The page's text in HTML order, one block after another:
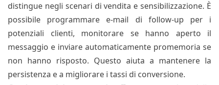
distingue negli scenari di vendita e sensibilizzazione. È
possibile programmare e-mail di follow-up per i
potenziali clienti, monitorare se hanno aperto il
messaggio e inviare automaticamente promemoria se
non hanno risposto. Questo aiuta a mantenere la
persistenza e a migliorare i tassi di conversione.